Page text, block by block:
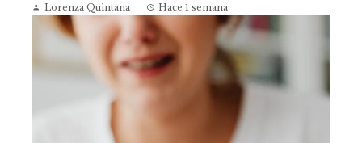
Lorenza Quintana Hace 1 semana